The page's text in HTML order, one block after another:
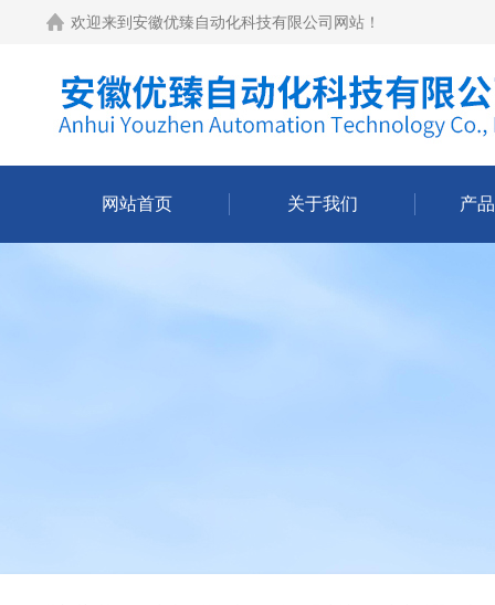
欢迎来到 安徽优臻自动化科技有限公司网站 ！
网站首页 关于我们 产